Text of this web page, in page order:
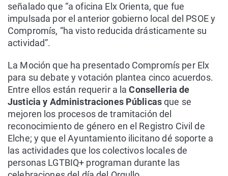
señalado que “a oficina Elx Orienta, que fue
impulsada por el anterior gobierno local del PSOE y
Compromís, “ha visto reducida drásticamente su
actividad”.
La Moción que ha presentado Compromís per Elx
para su debate y votación plantea cinco acuerdos.
Entre ellos están requerir a laConselleria de
Justicia y Administraciones Públicasque se
mejoren los procesos de tramitación del
reconocimiento de género en el Registro Civil de
Elche; y que el Ayuntamiento ilicitano dé soporte a
las actividades que los colectivos locales de
personas LGTBIQ+ programan durante las